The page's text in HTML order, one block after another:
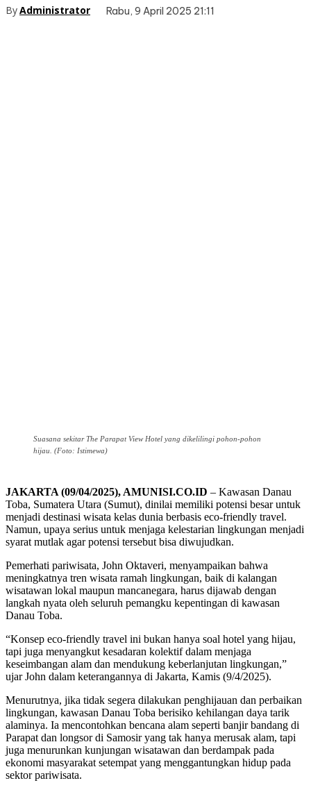
ByAdministrator Rabu, 9 April 2025 21:11
Suasana sekitar The Parapat View Hotel yang dikelilingi pohon-pohon
hijau. (Foto: Istimewa)
JAKARTA (09/04/2025), AMUNISI.CO.ID – Kawasan Danau
Toba, Sumatera Utara (Sumut), dinilai memiliki potensi besar untuk
menjadi destinasi wisata kelas dunia berbasis eco-friendly travel.
Namun, upaya serius untuk menjaga kelestarian lingkungan menjadi
syarat mutlak agar potensi tersebut bisa diwujudkan.
Pemerhati pariwisata, John Oktaveri, menyampaikan bahwa
meningkatnya tren wisata ramah lingkungan, baik di kalangan
wisatawan lokal maupun mancanegara, harus dijawab dengan
langkah nyata oleh seluruh pemangku kepentingan di kawasan
Danau Toba.
“Konsep eco-friendly travel ini bukan hanya soal hotel yang hijau,
tapi juga menyangkut kesadaran kolektif dalam menjaga
keseimbangan alam dan mendukung keberlanjutan lingkungan,”
ujar John dalam keterangannya di Jakarta, Kamis (9/4/2025).
Menurutnya, jika tidak segera dilakukan penghijauan dan perbaikan
lingkungan, kawasan Danau Toba berisiko kehilangan daya tarik
alaminya. Ia mencontohkan bencana alam seperti banjir bandang di
Parapat dan longsor di Samosir yang tak hanya merusak alam, tapi
juga menurunkan kunjungan wisatawan dan berdampak pada
ekonomi masyarakat setempat yang menggantungkan hidup pada
sektor pariwisata.